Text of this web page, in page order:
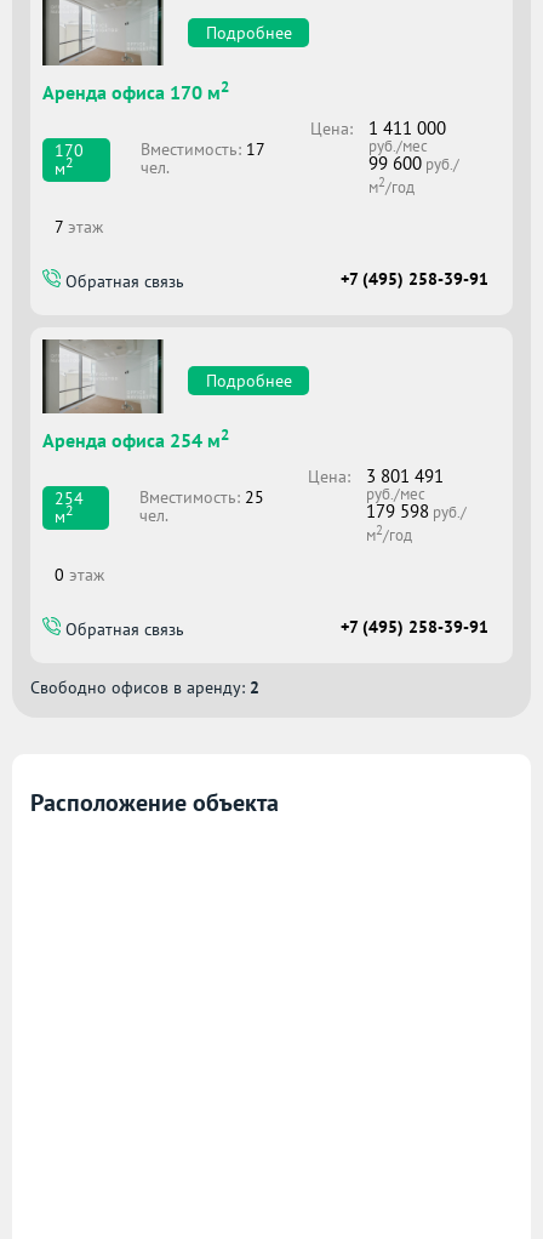
Подробнее
Аренда офиса 170 м2
170
м2
Вместимоcть: 17
чел.
Цена: 1 411 000
руб./мес
99 600руб./
м2/год
7 этаж
Обратная связь +7 (495) 258-39-91
Подробнее
Аренда офиса 254 м2
254
м2
Вместимоcть: 25
чел.
Цена: 3 801 491
руб./мес
179 598 руб./
м2/год
0 этаж
Обратная связь +7 (495) 258-39-91
Свободно офисов в аренду: 2
Расположение объекта